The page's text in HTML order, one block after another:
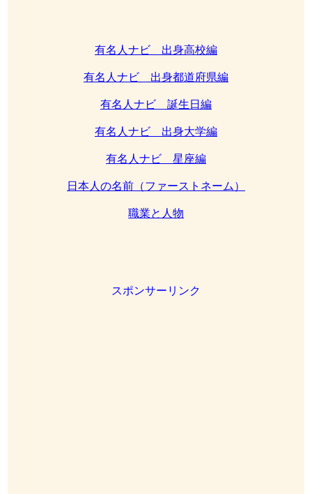
有名人ナビ 出身高校編
有名人ナビ 出身都道府県編
有名人ナビ 誕生日編
有名人ナビ 出身大学編
有名人ナビ 星座編
日本人の名前（ファーストネーム）
職業と人物
スポンサーリンク